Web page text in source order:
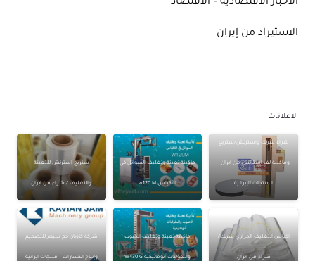
الاستيراد من إيران
الاعلانات
شراء شرنك واسترتش/ستريج
وماكينة لف استرتش من ايران –
المنتجات الإيرانية
ماكينة تعبئة وتغليف السوائل في
الأكياس w120 M
ستريج استرتش للتعبئة
والتغليف / شراء من ايران
أكياس التغليف الحراري شرنك/
شراء من ايران
ماكينة تعبئة وتغليف الحبوب
والبقوليات أتوماتيكية W430 G
شركة كاويان جم سپهر للتصميم
وإنتاج الكسارات – منتجات ايرانية